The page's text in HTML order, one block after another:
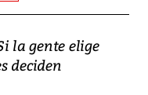
la gente elige
deciden